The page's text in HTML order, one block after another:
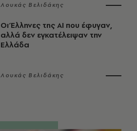
Λουκάς Βελιδάκης
Οι Έλληνες της ΑΙ που έφυγαν,
αλλά δεν εγκατέλειψαν την
Ελλάδα
Λουκάς Βελιδάκης